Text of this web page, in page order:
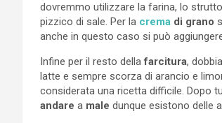
dovremmo utilizzare la farina, lo
pizzico di sale. Per la crema di grano
anche in questo caso si può
Infine per il resto dellafarcitura,
latte e sempre scorza di arancio e
considerata una ricetta difficile. Dopo
andare a male dunque esistono delle